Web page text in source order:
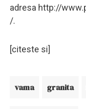
adresa http://
/.
[citeste si]
vama granita